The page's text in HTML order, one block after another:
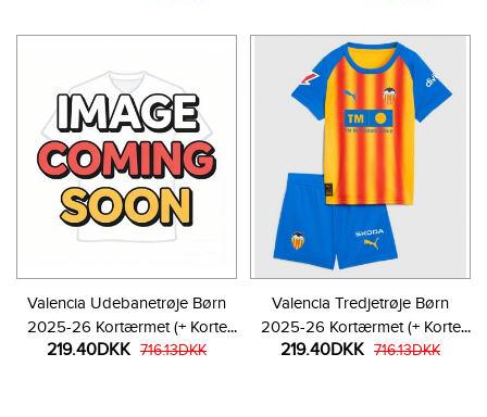
Valencia Udebanetrøje Børn
2025-26 Kortærmet (+ Korte
bukser)
219.40DKK 716.13DKK
Valencia Tredjetrøje Børn
2025-26 Kortærmet (+ Korte
bukser)
219.40DKK 716.13DKK